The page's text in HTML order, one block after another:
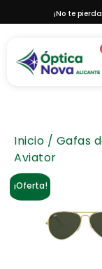
¡No te
Inicio / Gafas
Aviator
¡Oferta!